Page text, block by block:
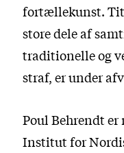
fortællekunst.
store dele af
traditionelle og
straf, er under
Poul Behrendt
Institut for